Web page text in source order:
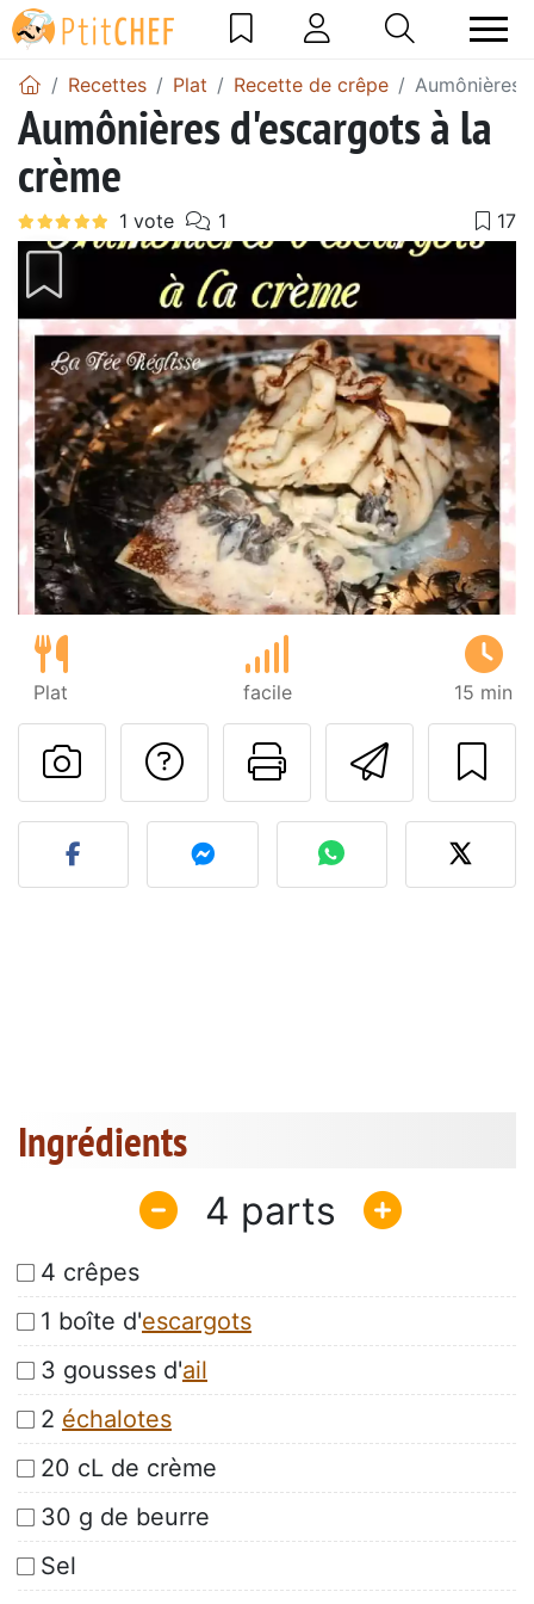
Recettes Plat Recette de crêpe Aumônières
Aumônières d'escargots à la
crème
Plat facile 15 min
Imprimer
Poser une
Publier votre photo de
Ingrédients
4
4 crêpes
1 boîte d'escargots
3 gousses d'ail
2 échalotes
20 cL de crème
30 g de beurre
Sel